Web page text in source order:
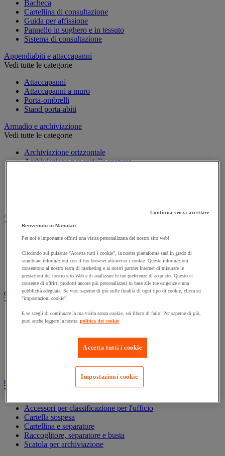
Bacheca
Cartellina di consultazione
Guida per affissione
Pannello in sughero e in tessuto
Sistema di consultazione
Appendiabiti e attaccapanni
Vedi tutte le categorie
Attaccapanni
Attaccapanni a muro
Porta-ombrelli
Stand porta-abiti
Armadio e archiviazione
Vedi tutte le categorie
Archiviazione orizzontale
Archiviazione per cartelle sospese
Audiovisivi
Vedi tutte le categorie
Attrezzature audio e Hi-Fi
Connessione audio e video
Fotocamera, videocamera e binocolo
Insonorizzazione e registrazione professionali
Strumenti per proiezione e videoproiezione
Cancelleria e forniture per ufficio
Vedi tutte le categorie
Agenda, calendario e sottomano
Carta, scheda Bristol e biglietto da visita
Quaderno, blocco note e Post-it®
Classificazione e archiviazione
Vedi tutte le categorie
Accessori per classificazione per l'ufficio
Cartella sospesa
Cartellina e separatore
Raccoglitore, separatore e busta
Scatola per archiviazione
Continua senza accettare
Benvenuto in Manutan
Per noi è importante offrirti una visita personalizzata del nostro sito web!
Cliccando sul pulsante "Accetta tutti i cookie", la nostra piattaforma sarà in grado di
scambiare informazioni con il tuo browser attraverso i cookie. Queste informazioni
consentono al nostro team di marketing e ai nostri partner Internet di misurare le
prestazioni del nostro sito Web e di analizzare le tue preferenze di acquisto. Questo ci
consente di offrirti prodotti ancora più personalizzati in base alle tue esigenze e una
pubblicità adeguata. Se vuoi saperne di più sulle finalità di ogni tipo di cookie, clicca su
"impostazioni cookie".
E se scegli di continuare la tua visita senza cookie, sei libero di farlo! Per saperne di più,
puoi anche leggere la nostra politica dei cookie
Accetta tutti i cookie
Impostazioni cookie